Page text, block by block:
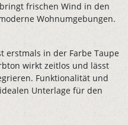
frischen Wind in den
Wohnumgebungen.
erstmals in der Farbe Taupe
wirkt zeitlos und lässt
Funktionalität und
Unterlage für den